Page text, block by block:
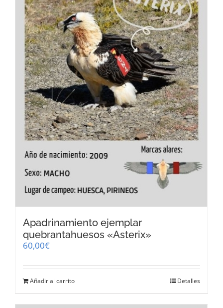
CARRITO
Apadrinamiento ejemplar
quebrantahuesos «Asterix»
60,00€
Añadir al carrito Detalles